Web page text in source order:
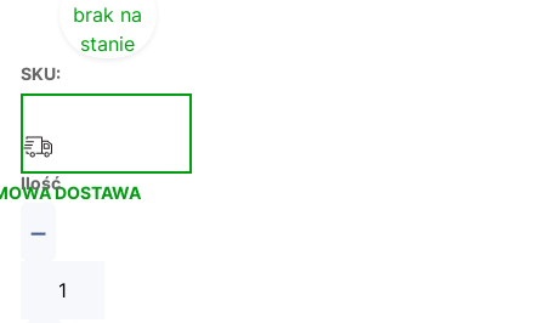
brak na
stanie
SKU:
DOSTAWA
Ilość
−